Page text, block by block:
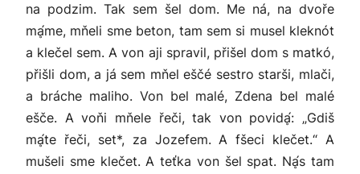
na podzim. Tak sem šel dom. Me ná, na dvoře
mḁ́me, mňeli sme beton, tam sem si musel kleknót
a klečel sem. A von aji spravil, přišel dom s matkó,
přišli dom, a já sem mňel eščé sestro starši, mlači,
a bráche maliho. Von bel malé, Zdena bel malé
ešče. A voňi mňele řeči, tak von povidḁ́: „Gdiš
mḁ́te řeči, set*, za Jozefem. A fšeci klečet.“ A
mušeli sme klečet. A teťka von šel spat. Nḁ́s tam